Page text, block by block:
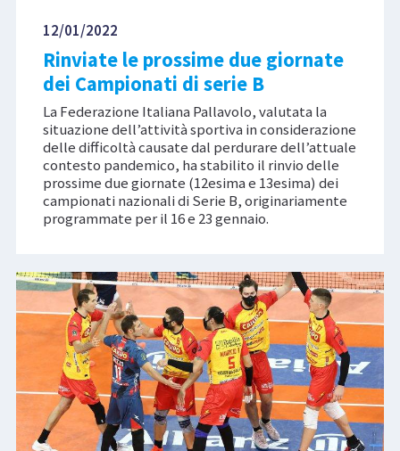
12/01/2022
Rinviate le prossime due giornate
dei Campionati di serie B
La Federazione Italiana Pallavolo, valutata la
situazione dell’attività sportiva in considerazione
delle difficoltà causate dal perdurare dell’attuale
contesto pandemico, ha stabilito il rinvio delle
prossime due giornate (12esima e 13esima) dei
campionati nazionali di Serie B, originariamente
programmate per il 16 e 23 gennaio.